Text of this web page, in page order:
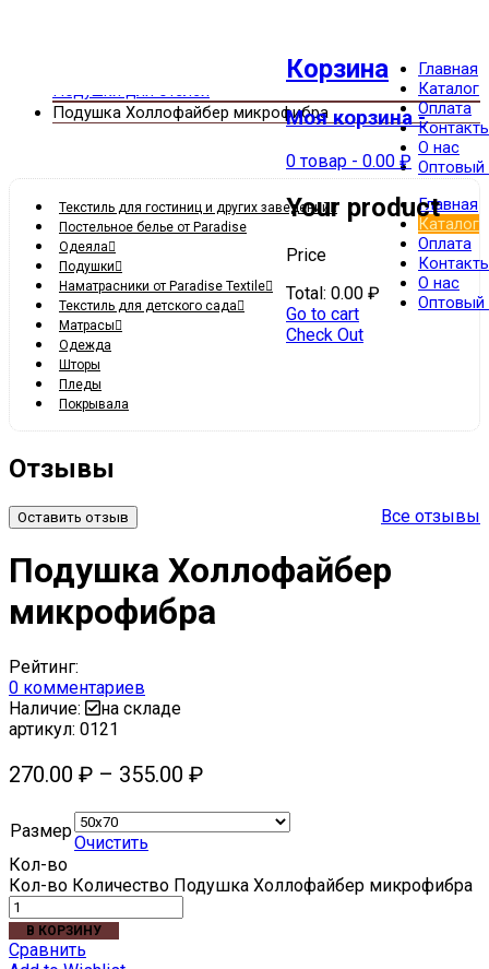
Главная
Каталог
Оплата
О нас
Оптовый
Главная
Каталог
Оплата
О нас
Оптовый
Корзина
Моя корзина -
0 товар - 0.00 ₽
Your product
Price
Total: 0.00 ₽
Go to cart
Check Out
Текстиль для гостиниц и других заведений
Подушки для отелей
Подушка Холлофайбер микрофибра
Текстиль для гостиниц и других заведений
Постельное белье от Paradise
Одеяла
Подушки
Наматрасники от Paradise Textile
Текстиль для детского сада
Матрасы
Одежда
Шторы
Пледы
Покрывала
Отзывы
Оставить отзыв Все отзывы
Подушка Холлофайбер
микрофибра
Рейтинг:
0 комментариев
Наличие:
на складе
артикул: 0121
270.00 ₽ – 355.00 ₽
Размер
Очистить
Кол-во
Количество Подушка Холлофайбер микрофибра
В КОРЗИНУ
Сравнить